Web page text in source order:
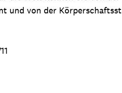
und von der